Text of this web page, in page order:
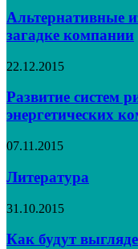
Альтернативные
загадке компании
22.12.2015
Развитие систем
энергетических
07.11.2015
Литература
31.10.2015
Как будут